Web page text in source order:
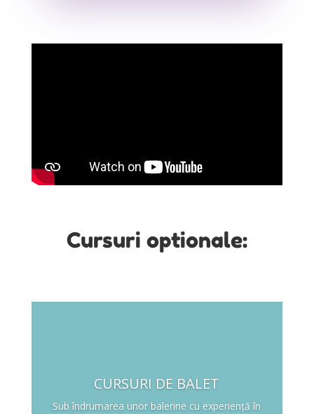
Cursuri optionale:
CURSURI DE BALET
Sub îndrumarea unor balerine cu experiență în